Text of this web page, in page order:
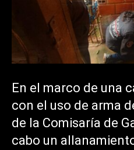
En el marco de una
con el uso de arma
de la Comisaría de
cabo un